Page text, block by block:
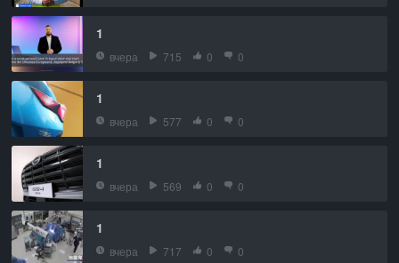
1
вчера 715 0 0
1
вчера 577 0 0
1
вчера 569 0 0
1
вчера 717 0 0